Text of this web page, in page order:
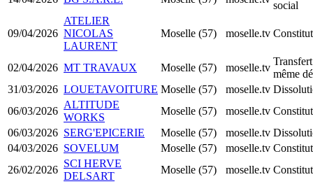
social
09/04/2026
ATELIER
NICOLAS
LAURENT
Moselle (57) moselle.tv
02/04/2026 MT TRAVAUX Moselle (57) moselle.tv
même
31/03/2026 LOUETAVOITURE Moselle (57) moselle.tv
06/03/2026
ALTITUDE
WORKS
Moselle (57) moselle.tv
06/03/2026 SERG'EPICERIE Moselle (57) moselle.tv
04/03/2026 SOVELUM Moselle (57) moselle.tv
26/02/2026
SCI HERVE
DELSART
Moselle (57) moselle.tv